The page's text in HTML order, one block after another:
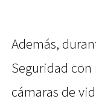
Además,
Seguridad
cámaras de